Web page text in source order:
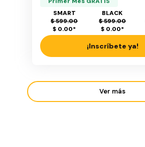
SMART
$ 599.00
$ 0.00*
BLACK
$ 599.00
$ 0.00*
¡Inscríbete ya!
Ver más